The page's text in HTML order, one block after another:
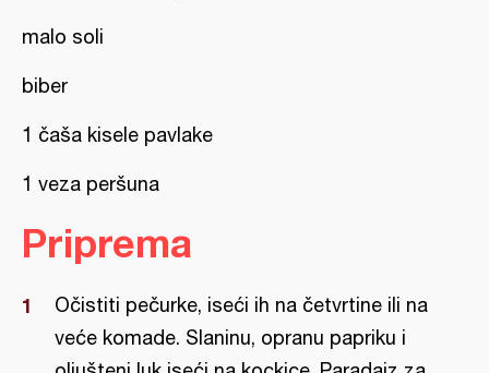
malo soli
biber
1 čaša kisele pavlake
1 veza peršuna
Priprema
Očistiti pečurke, iseći ih na četvrtine ili na
veće komade. Slaninu, opranu papriku i